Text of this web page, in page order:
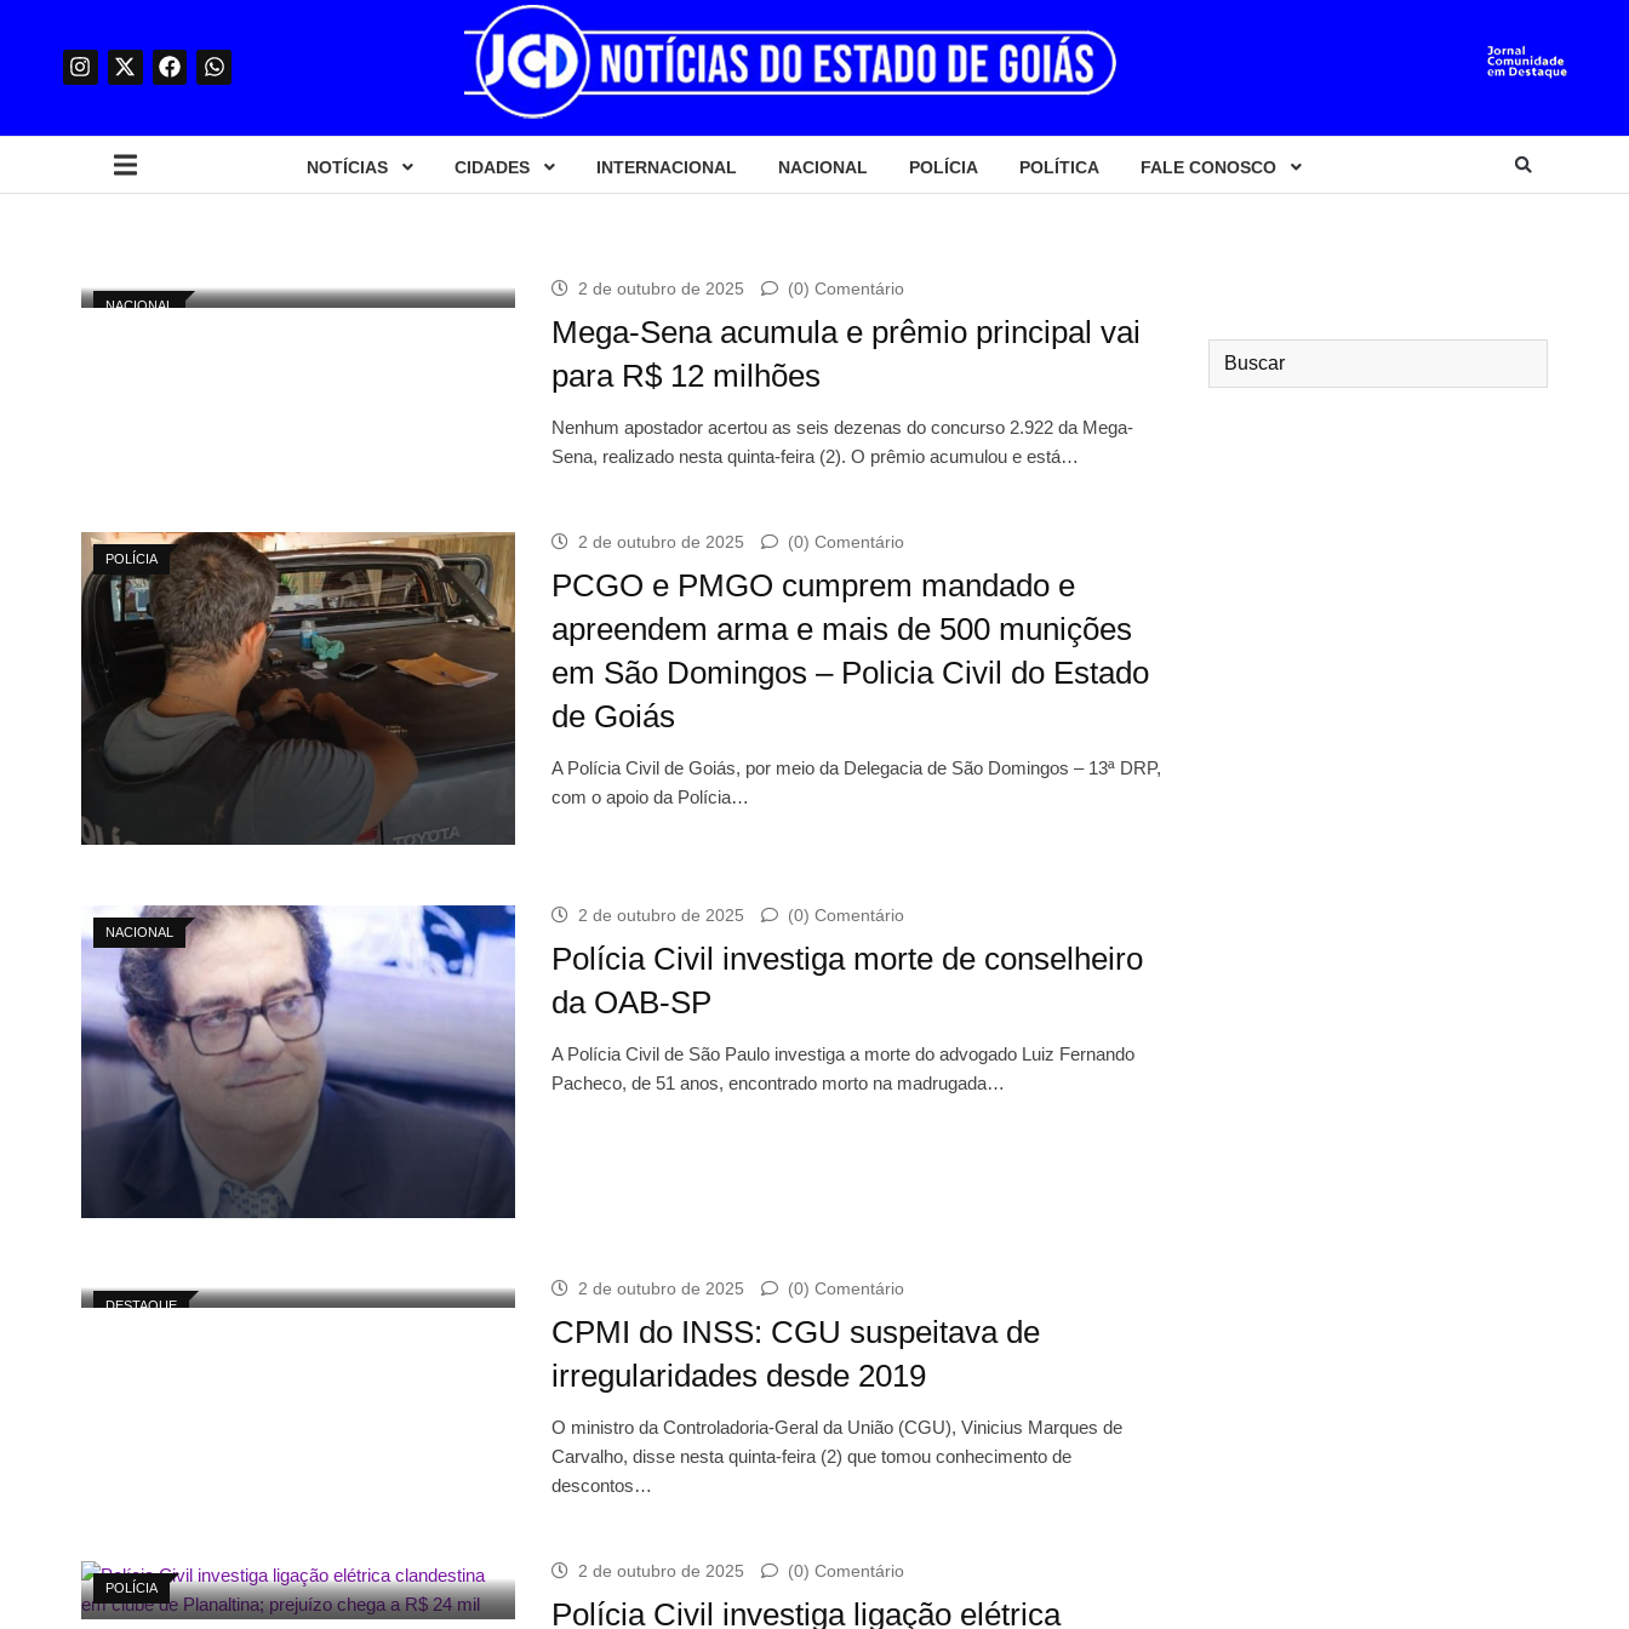
NOTÍCIAS CIDADES INTERNACIONAL NACIONAL POLÍCIA POLÍTICA FALE CONOSCO
NACIONAL
2 de outubro de 2025 (0) Comentário
Mega-Sena acumula e prêmio principal vai
para R$ 12 milhões
Nenhum apostador acertou as seis dezenas do concurso 2.922 da Mega-
Sena, realizado nesta quinta-feira (2). O prêmio acumulou e está…
POLÍCIA
2 de outubro de 2025 (0) Comentário
PCGO e PMGO cumprem mandado e
apreendem arma e mais de 500 munições
em São Domingos – Policia Civil do Estado
de Goiás
A Polícia Civil de Goiás, por meio da Delegacia de São Domingos – 13ª DRP,
com o apoio da Polícia…
NACIONAL
2 de outubro de 2025 (0) Comentário
Polícia Civil investiga morte de conselheiro
da OAB-SP
A Polícia Civil de São Paulo investiga a morte do advogado Luiz Fernando
Pacheco, de 51 anos, encontrado morto na madrugada…
DESTAQUE
2 de outubro de 2025 (0) Comentário
CPMI do INSS: CGU suspeitava de
irregularidades desde 2019
O ministro da Controladoria-Geral da União (CGU), Vinicius Marques de
Carvalho, disse nesta quinta-feira (2) que tomou conhecimento de
descontos…
POLÍCIA
2 de outubro de 2025 (0) Comentário
Polícia Civil investiga ligação elétrica